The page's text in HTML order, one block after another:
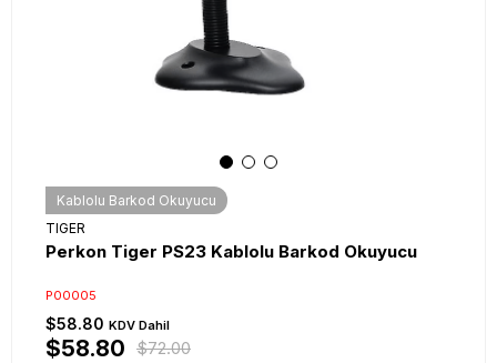
Kablolu Barkod Okuyucu
TIGER
Perkon Tiger PS23 Kablolu Barkod Okuyucu
P00005
$58.80 KDV Dahil
$58.80 $72.00